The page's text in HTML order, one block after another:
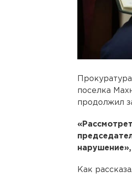
поселка
продолжил
нарушение»,
Как